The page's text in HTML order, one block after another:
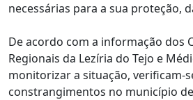
necessárias para a sua proteção,
De acordo com a informação dos
Regionais da Lezíria do Tejo e
monitorizar a situação, verificam-
constrangimentos no município